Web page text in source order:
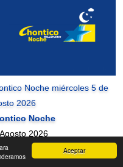
Aceptar
Noche miércoles 5 de
2026
Noche
2026
2026 ©